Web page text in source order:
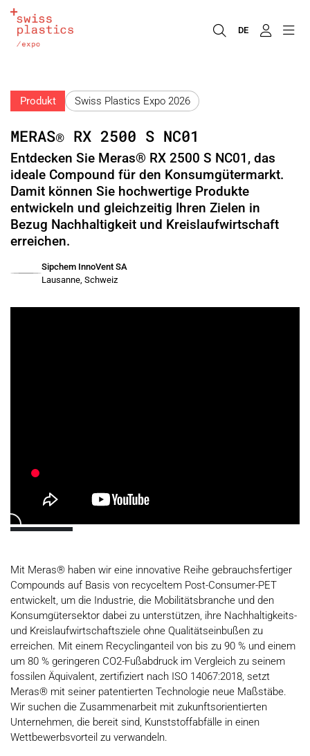
DE
Produkt Swiss Plastics Expo 2026
MERAS® RX 2500 S NC01
Entdecken Sie Meras® RX 2500 S NC01, das
ideale Compound für den Konsumgütermarkt.
Damit können Sie hochwertige Produkte
entwickeln und gleichzeitig Ihren Zielen in
Bezug Nachhaltigkeit und Kreislaufwirtschaft
erreichen.
Sipchem InnoVent SA
Lausanne, Schweiz
Mit Meras® haben wir eine innovative Reihe gebrauchsfertiger
Compounds auf Basis von recyceltem Post-Consumer-PET
entwickelt, um die Industrie, die Mobilitätsbranche und den
Konsumgütersektor dabei zu unterstützen, ihre Nachhaltigkeits-
und Kreislaufwirtschaftsziele ohne Qualitätseinbußen zu
erreichen. Mit einem Recyclinganteil von bis zu 90 % und einem
um 80 % geringeren CO2-Fußabdruck im Vergleich zu seinem
fossilen Äquivalent, zertifiziert nach ISO 14067:2018, setzt
Meras® mit seiner patentierten Technologie neue Maßstäbe.
Wir suchen die Zusammenarbeit mit zukunftsorientierten
Unternehmen, die bereit sind, Kunststoffabfälle in einen
Wettbewerbsvorteil zu verwandeln.